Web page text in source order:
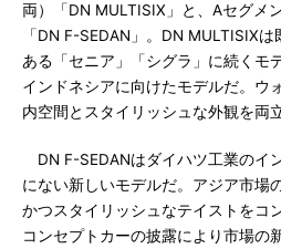
両）「DN MULTISIX」と、Aセグメ
「DN F-SEDAN」。DN MULTISIX
ある「セニア」「シグラ」に続くモ
インドネシアに向けたモデルだ。ウ
内空間とスタイリッシュな外観を両
DN F-SEDANはダイハツ工業のイ
にない新しいモデルだ。アジア市場
かつスタイリッシュなテイストをコ
コンセプトカーの披露により市場の